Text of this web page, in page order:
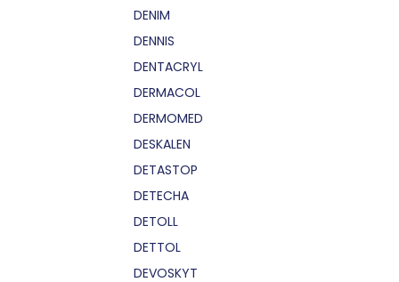
DENIM
DENNIS
DENTACRYL
DERMACOL
DERMOMED
DESKALEN
DETASTOP
DETECHA
DETOLL
DETTOL
DEVOSKYT